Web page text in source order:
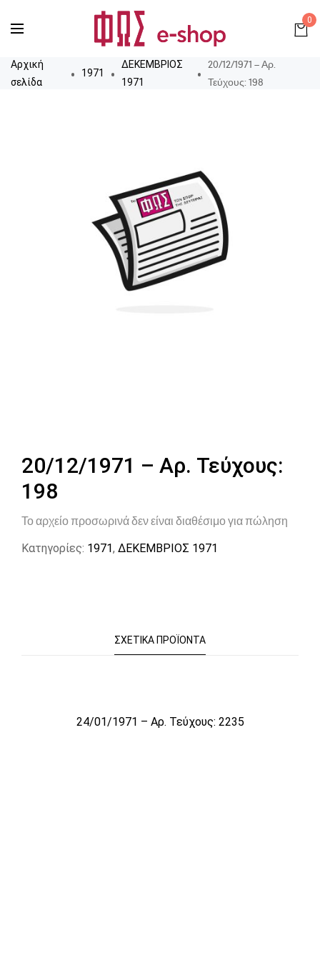
0
Αρχική
σελίδα
1971
ΔΕΚΕΜΒΡΙΟΣ
1971
20/12/1971 – Αρ.
Τεύχους: 198
20/12/1971 – Αρ. Τεύχους:
198
Το αρχείο προσωρινά δεν είναι διαθέσιμο για πώληση
Κατηγορίες: 1971, ΔΕΚΕΜΒΡΙΟΣ 1971
ΣΧΕΤΙΚΆ ΠΡΟΪΌΝΤΑ
Το αρχείο προσωρινά δεν είναι διαθέσιμο για πώληση
24/01/1971 – Αρ. Τεύχους: 2235